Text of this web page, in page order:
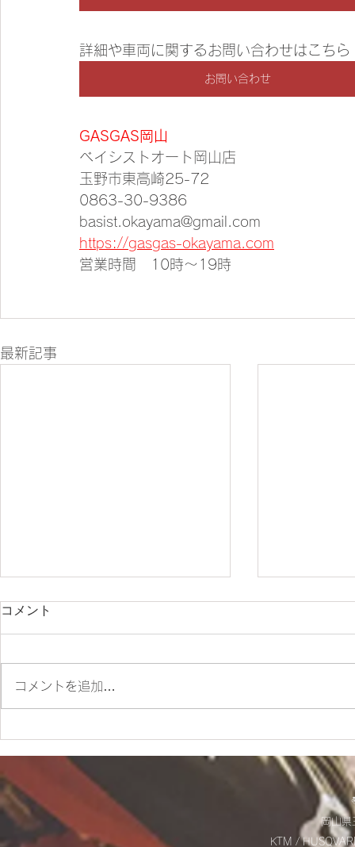
詳細や車両に関するお問い合わせはこちら
お問い合わせ
GASGAS岡山
ベイシストオート岡山店
玉野市東高崎25-72
0863-30-9386
basist.okayama@gmail.com
https://gasgas-okayama.com
営業時間　10時～19時
最新記事
お知らせ☆
コメント
コメントを追加…
岡山
KTM /